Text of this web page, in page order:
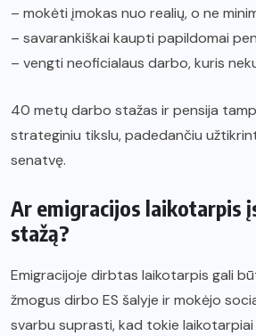
– mokėti įmokas nuo realių, o ne
– savarankiškai kaupti papildomai
– vengti neoficialaus darbo, kuris
40 metų darbo stažas ir pensija
strateginiu tikslu, padedančiu
senatvę.
Ar emigracijos laikotarpis
stažą?
Emigracijoje dirbtas laikotarpis gali
žmogus dirbo ES šalyje ir mokėjo
svarbu suprasti, kad tokie laikotarpiai